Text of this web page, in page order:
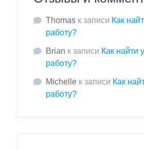
Thomas к записи Как
работу?
Brian к записи Как найти
работу?
Michelle к записи Как
работу?